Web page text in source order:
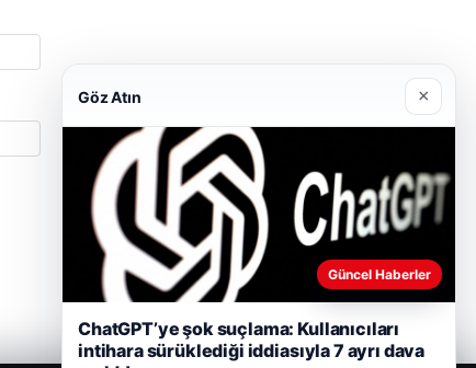
Göz Atın ×
Güncel Haberler
ChatGPT’ye şok suçlama: Kullanıcıları
intihara sürüklediği iddiasıyla 7 ayrı dava